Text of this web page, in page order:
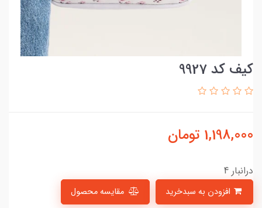
کیف کد 9927
1,198,000 تومان
درانبار 4
مقایسه محصول